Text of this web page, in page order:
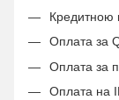
Кредитною
Оплата за
Оплата за
Оплата на